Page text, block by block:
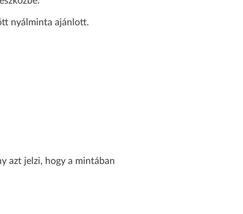
nyálminta ajánlott.
azt jelzi, hogy a mintában